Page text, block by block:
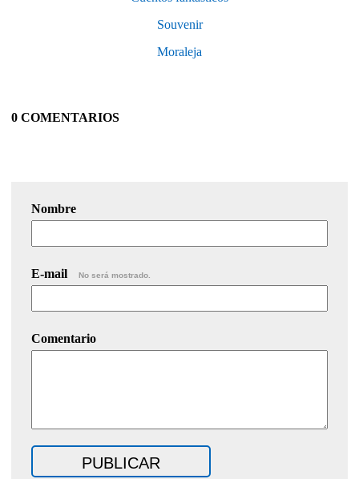
Souvenir
Moraleja
0 COMENTARIOS
Nombre
E-mail No será mostrado.
Comentario